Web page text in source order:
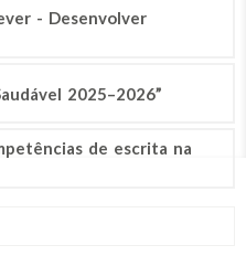
- Desenvolver
2025–2026”
de escrita na